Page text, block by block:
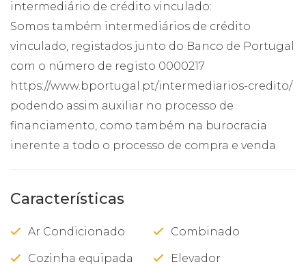
intermediário de crédito vinculado:
Somos também intermediários de crédito
vinculado, registados junto do Banco de Portugal
com o número de registo 0000217
https://www.bportugal.pt/intermediarios-credito/
podendo assim auxiliar no processo de
financiamento, como também na burocracia
inerente a todo o processo de compra e venda.
Características
Ar Condicionado Combinado
Cozinha equipada Elevador